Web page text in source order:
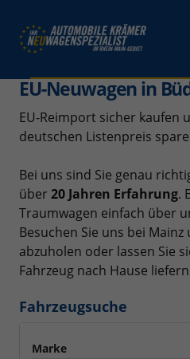
EU-Neuwagen in
EU-Reimport sicher kaufen
deutschen Listenpreis
Bei uns sind Sie genau
über 20 Jahren Erfahrung.
Traumwagen einfach über
Besuchen Sie uns bei
abzuholen oder lassen Sie
Fahrzeug nach Hause
Fahrzeugsuche
Marke